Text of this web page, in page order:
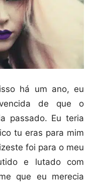
há um ano, eu
de que o
passado. Eu teria
tu eras para mim
foi para o meu
e lutado com
que eu merecia